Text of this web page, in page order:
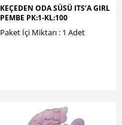
KEÇEDEN ODA SÜSÜ ITS‘A GIRL
PEMBE PK:1-KL:100
Paket İçi Miktarı : 1 Adet